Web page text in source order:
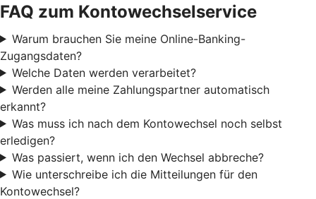
FAQ zum Kontowechselservice
Warum brauchen Sie meine Online-Banking-
Zugangsdaten?
Welche Daten werden verarbeitet?
Werden alle meine Zahlungspartner automatisch
erkannt?
Was muss ich nach dem Kontowechsel noch selbst
erledigen?
Was passiert, wenn ich den Wechsel abbreche?
Wie unterschreibe ich die Mitteilungen für den
Kontowechsel?